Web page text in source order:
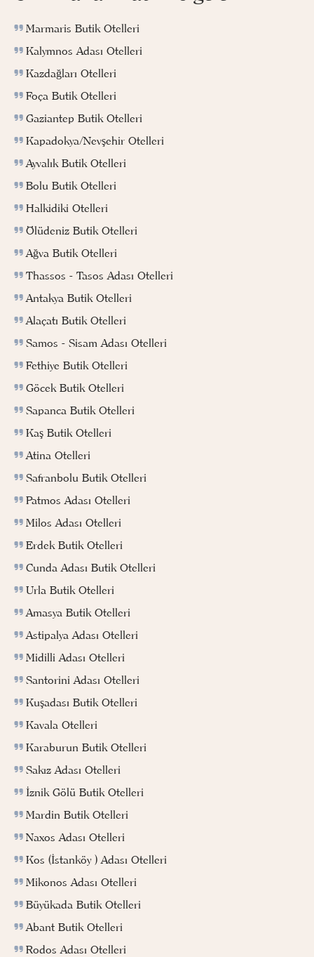
Marmaris Butik Otelleri
Kalymnos Adası Otelleri
Kazdağları Otelleri
Foça Butik Otelleri
Gaziantep Butik Otelleri
Kapadokya/Nevşehir Otelleri
Ayvalık Butik Otelleri
Bolu Butik Otelleri
Halkidiki Otelleri
Ölüdeniz Butik Otelleri
Ağva Butik Otelleri
Thassos - Tasos Adası Otelleri
Antakya Butik Otelleri
Alaçatı Butik Otelleri
Samos - Sisam Adası Otelleri
Fethiye Butik Otelleri
Göcek Butik Otelleri
Sapanca Butik Otelleri
Kaş Butik Otelleri
Atina Otelleri
Safranbolu Butik Otelleri
Patmos Adası Otelleri
Milos Adası Otelleri
Erdek Butik Otelleri
Cunda Adası Butik Otelleri
Urla Butik Otelleri
Amasya Butik Otelleri
Astipalya Adası Otelleri
Midilli Adası Otelleri
Santorini Adası Otelleri
Kuşadası Butik Otelleri
Kavala Otelleri
Karaburun Butik Otelleri
Sakız Adası Otelleri
İznik Gölü Butik Otelleri
Mardin Butik Otelleri
Naxos Adası Otelleri
Kos (İstanköy ) Adası Otelleri
Mikonos Adası Otelleri
Büyükada Butik Otelleri
Abant Butik Otelleri
Rodos Adası Otelleri